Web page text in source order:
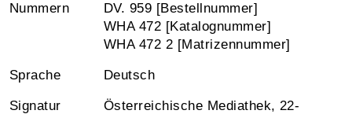
Nummern
DV. 959 [Bestellnummer]
WHA 472 [Katalognummer]
WHA 472 2 [Matrizennummer]
Sprache Deutsch
Signatur
Österreichische Mediathek, 22-